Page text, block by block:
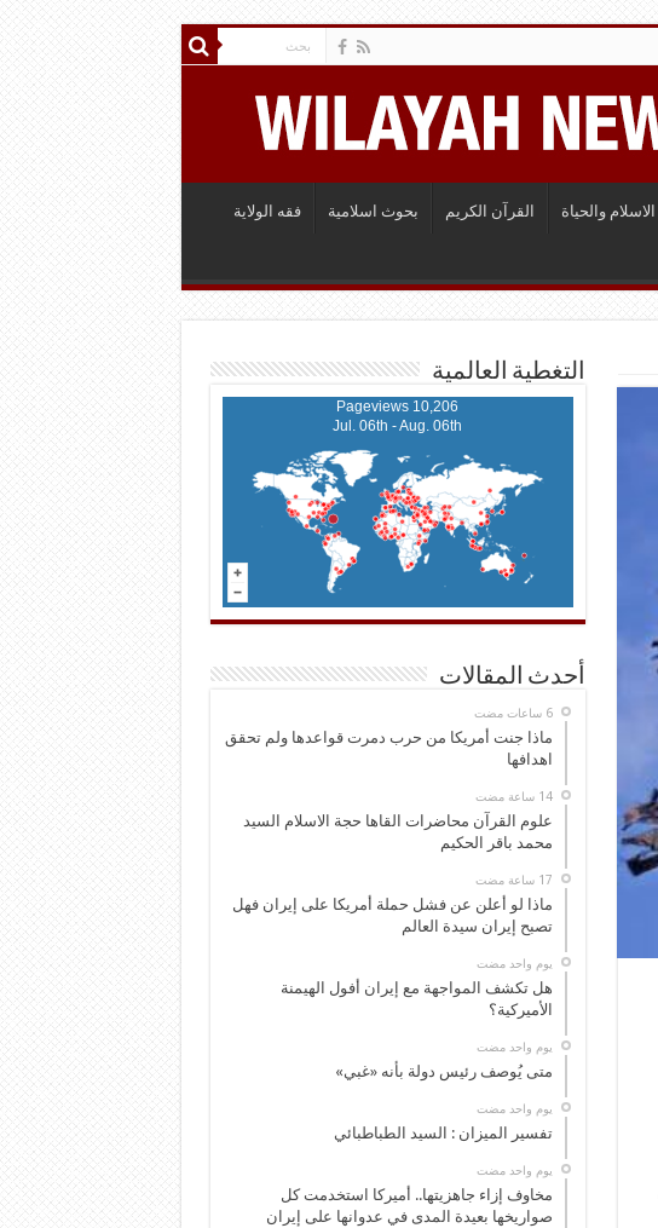
الاسلام والحياة القرآن الكريم بحوث اسلامية فقه الولاية
التغطية العالمية
10,206 Pageviews
Jul. 06th - Aug. 06th
أحدث المقالات
‏6 ساعات مضت
ماذا جنت أمريكا من حرب دمرت قواعدها ولم تحقق
اهدافها
‏14 ساعة مضت
علوم القرآن محاضرات القاها حجة الاسلام السيد
محمد باقر الحكيم
ماذا لو أعلن عن فشل حملة أمريكا على إيران فهل
تصبح إيران سيدة العالم
‏يوم واحد مضت
هل تكشف المواجهة مع إيران أفول الهيمنة
الأميركية؟
‏يوم واحد مضت
متى يُوصف رئيس دولة بأنه «غبي»
‏يوم واحد مضت
تفسير الميزان : السيد الطباطبائي
‏يوم واحد مضت
مخاوف إزاء جاهزيتها.. أميركا استخدمت كل
صواريخها بعيدة المدى في عدوانها على إيران